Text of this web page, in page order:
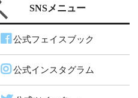
SNSメニュー
公式フェイスブック
公式インスタグラム